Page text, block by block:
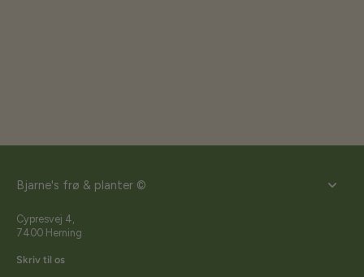
Bjarne's frø & planter ©
Cypresvej 4,
7400 Herning
Skriv til os